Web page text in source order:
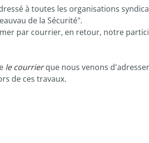
à toutes les organisations
de la Sécurité".
par courrier, en retour, notre
le courrier que nous venons
de ces travaux.